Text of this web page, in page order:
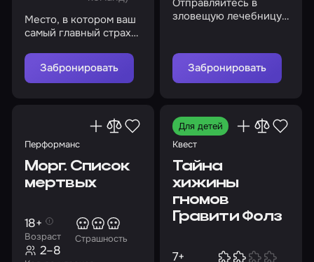
Место, в котором ваш
самый главный страх
экрана
Забронировать
зловещую лечебницу
происходит
Забронировать
Перформанс
Морг. Список
мертвых
Возраст
18+
Страшность
2–8
Для детей
Квест
Тайна
хижины
гномов
Гравити Фолз
7+